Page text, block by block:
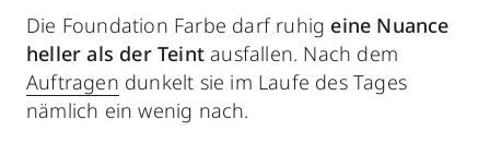
Die Foundation Farbe darf ruhig eine Nuance
heller als der Teint ausfallen. Nach dem
Auftragen dunkelt sie im Laufe des Tages
nämlich ein wenig nach.